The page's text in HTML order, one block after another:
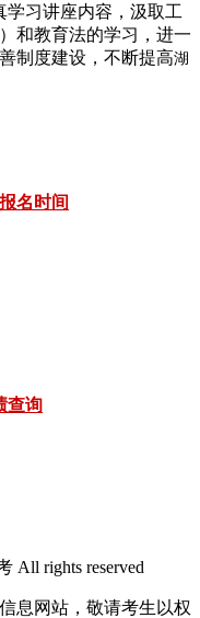
习讲座内容，汲取工
和教育法的学习，进一
制度建设，不断提高湖
名时间
查询
All rights reserved
息网站，敬请考生以权